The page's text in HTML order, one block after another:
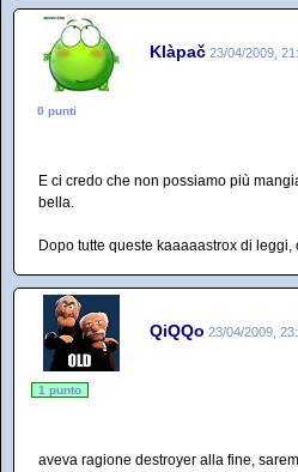
Klàpač 23/04/2009,
0 punti
E ci credo che non possiamo più
bella.
Dopo tutte queste kaaaaastrox di
QiQQo 23/04/2009,
1 punto
aveva ragione destroyer alla fine,